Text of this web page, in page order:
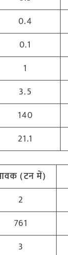
0.4
0.1
1
3.5
140
21.1
(टन में)
2
761
3